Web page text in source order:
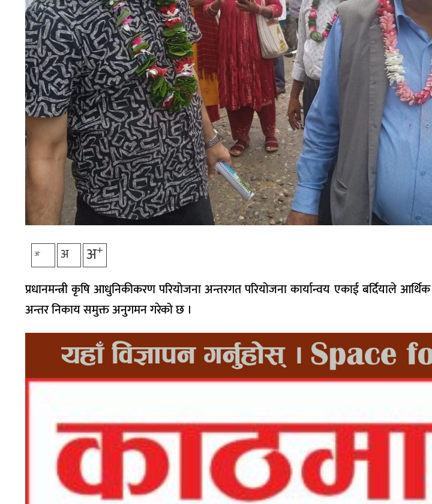
अ- अ अ+
प्रधानमन्त्री कृषि आधुनिकीकरण परियोजना अन्तरगत परियोजना कार्यान्वय एकाई बर्दियाले
अन्तर निकाय समुक्त अनुगमन गरेको छ ।